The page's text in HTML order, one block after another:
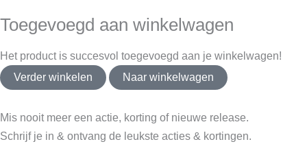
Toegevoegd aan winkelwagen
Het product is succesvol toegevoegd aan je winkelwagen!
Verder winkelen
Naar winkelwagen
Mis nooit meer een actie, korting of nieuwe release.
Schrijf je in & ontvang de leukste acties & kortingen.